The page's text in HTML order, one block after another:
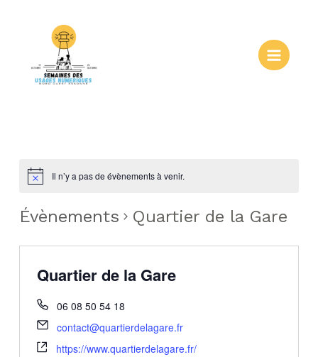
Main
Il n’y a pas de évènements à venir.
Évènements Quartier de la Gare
Quartier de la Gare
06 08 50 54 18
contact@quartierdelagare.fr
https://www.quartierdelagare.fr/